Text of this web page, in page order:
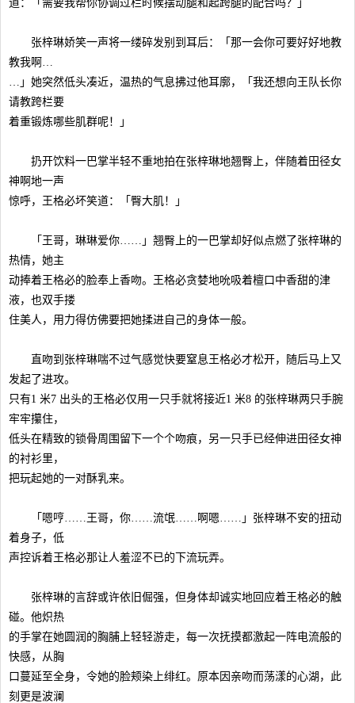
道：「需要我帮你协调过栏时候摆动腿和起跨腿的配合吗？」
张梓琳娇笑一声将一缕碎发别到耳后：「那一会你可要好好地教
教我啊…
…」她突然低头凑近，温热的气息拂过他耳廓，「我还想向王队长你
请教跨栏要
着重锻炼哪些肌群呢！」
扔开饮料一巴掌半轻不重地拍在张梓琳地翘臀上，伴随着田径女
神啊地一声
惊呼，王格必坏笑道：「臀大肌！」
「王哥，琳琳爱你……」翘臀上的一巴掌却好似点燃了张梓琳的
热情，她主
动捧着王格必的脸奉上香吻。王格必贪婪地吮吸着檀口中香甜的津
液，也双手搂
住美人，用力得仿佛要把她揉进自己的身体一般。
直吻到张梓琳喘不过气感觉快要窒息王格必才松开，随后马上又
发起了进攻。
只有1 米7 出头的王格必仅用一只手就将接近1 米8 的张梓琳两只手腕
牢牢攥住，
低头在精致的锁骨周围留下一个个吻痕，另一只手已经伸进田径女神
的衬衫里，
把玩起她的一对酥乳来。
「嗯哼……王哥，你……流氓……啊嗯……」张梓琳不安的扭动
着身子，低
声控诉着王格必那让人羞涩不已的下流玩弄。
张梓琳的言辞或许依旧倔强，但身体却诚实地回应着王格必的触
碰。他炽热
的手掌在她圆润的胸脯上轻轻游走，每一次抚摸都激起一阵电流般的
快感，从胸
口蔓延至全身，令她的脸颊染上绯红。原本因亲吻而荡漾的心湖，此
刻更是波澜